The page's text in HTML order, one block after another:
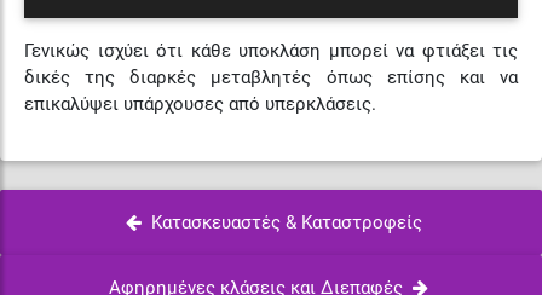
Γενικώς ισχύει ότι κάθε υποκλάση μπορεί να φτιάξει τις
δικές της διαρκές μεταβλητές όπως επίσης και να
επικαλύψει υπάρχουσες από υπερκλάσεις.
Κατασκευαστές & Καταστροφείς
Αφηρημένες κλάσεις και Διεπαφές